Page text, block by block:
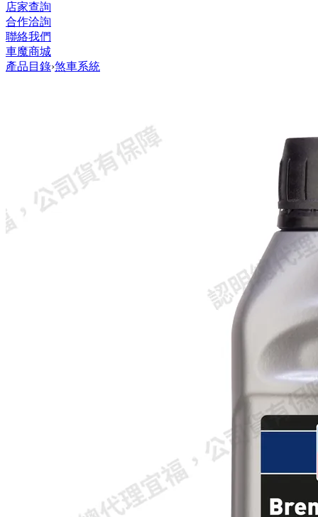
店家查詢
合作洽詢
聯絡我們
車魔商城
產品目錄›煞車系統